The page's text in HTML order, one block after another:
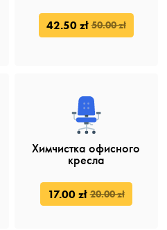
42.50 zł 50.00 zł
Химчистка офисного
кресла
17.00 zł 20.00 zł